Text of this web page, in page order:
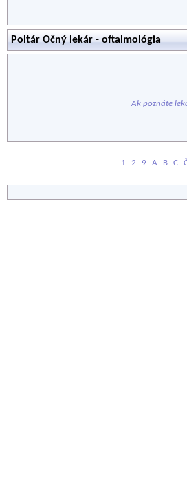
Poltár Očný lekár - oftalmológia
Ak poznáte
1 2 9 A B C